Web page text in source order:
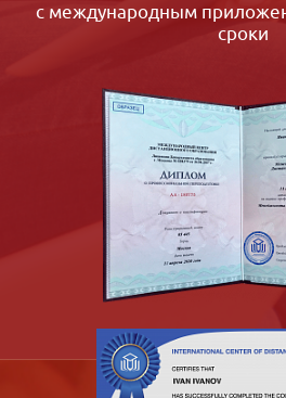
с международным
сроки